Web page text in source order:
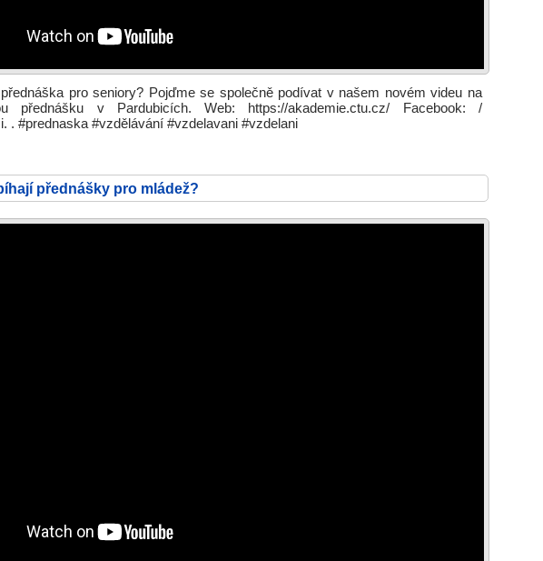
pro seniory? Pojďme se společně podívat v našem novém videu na
přednášku v Pardubicích. Web: https://akademie.ctu.cz/ Facebook: /
. #prednaska #vzdělávání #vzdelavani #vzdelani
přednášky pro mládež?